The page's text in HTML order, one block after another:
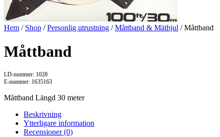
Hem / Shop /Personlig utrustning /Måttband & Mäthjul / Måttband
Måttband
LD-nummer: 1028
E-nummer: 1635163
Måttband Längd 30 meter
Beskrivning
Ytterligare information
Recensioner (0)